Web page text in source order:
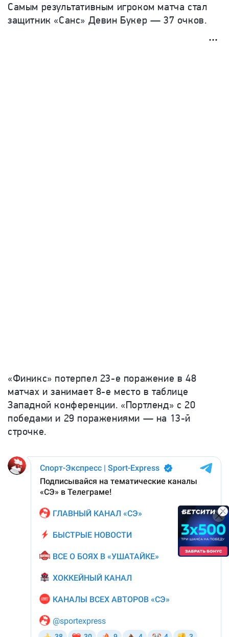
Самым результативным игроком матча стал
защитник «Санс» Девин Букер — 37 очков.
«Финикс» потерпел 23-е поражение в 48
матчах и занимает 8-е место в таблице
Западной конференции. «Портленд» с 20
победами и 29 поражениями — на 13-й
строчке.